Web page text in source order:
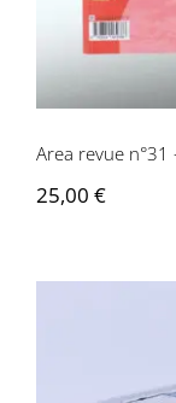
Area revue
25,00 €